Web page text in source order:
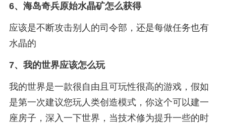
6、 海岛奇兵原始水晶矿怎么获得
应该是不断攻击别人的司令部，还是每做任务也有
水晶的
7、 我的世界应该怎么玩
我的世界是一款很自由且可玩性很高的游戏，假如
是第一次建议您玩人类创造模式，你这个可以建一
座房子，深入一下世界，当技术修为提升一些的时